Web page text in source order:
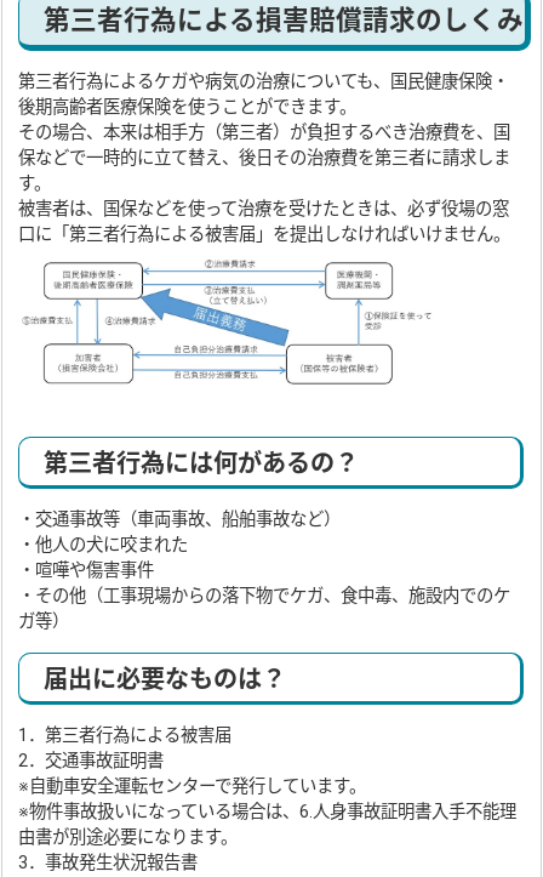
第三者行為による損害賠償請求のしくみ
第三者行為によるケガや病気の治療についても、国民健康保険・
後期高齢者医療保険を使うことができます。
その場合、本来は相手方（第三者）が負担するべき治療費を、国
保などで一時的に立て替え、後日その治療費を第三者に請求しま
す。
被害者は、国保などを使って治療を受けたときは、必ず役場の窓
口に「第三者行為による被害届」を提出しなければいけません。
第三者行為には何があるの？
・交通事故等（車両事故、船舶事故など）
・他人の犬に咬まれた
・喧嘩や傷害事件
・その他（工事現場からの落下物でケガ、食中毒、施設内でのケ
ガ等）
届出に必要なものは？
1．第三者行為による被害届
2．交通事故証明書
※自動車安全運転センターで発行しています。
※物件事故扱いになっている場合は、6.人身事故証明書入手不能理
由書が別途必要になります。
3．事故発生状況報告書